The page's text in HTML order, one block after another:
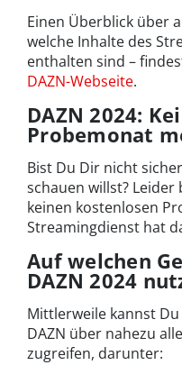
Einen Überblick über
welche Inhalte des
enthalten sind –
DAZN-Webseite.
DAZN 2024:
Probemonat
Bist Du Dir nicht
schauen willst? Leider
keinen kostenlosen
Streamingdienst hat
Auf welchen
DAZN 2024
Mittlerweile kannst
DAZN über nahezu
zugreifen, darunter: